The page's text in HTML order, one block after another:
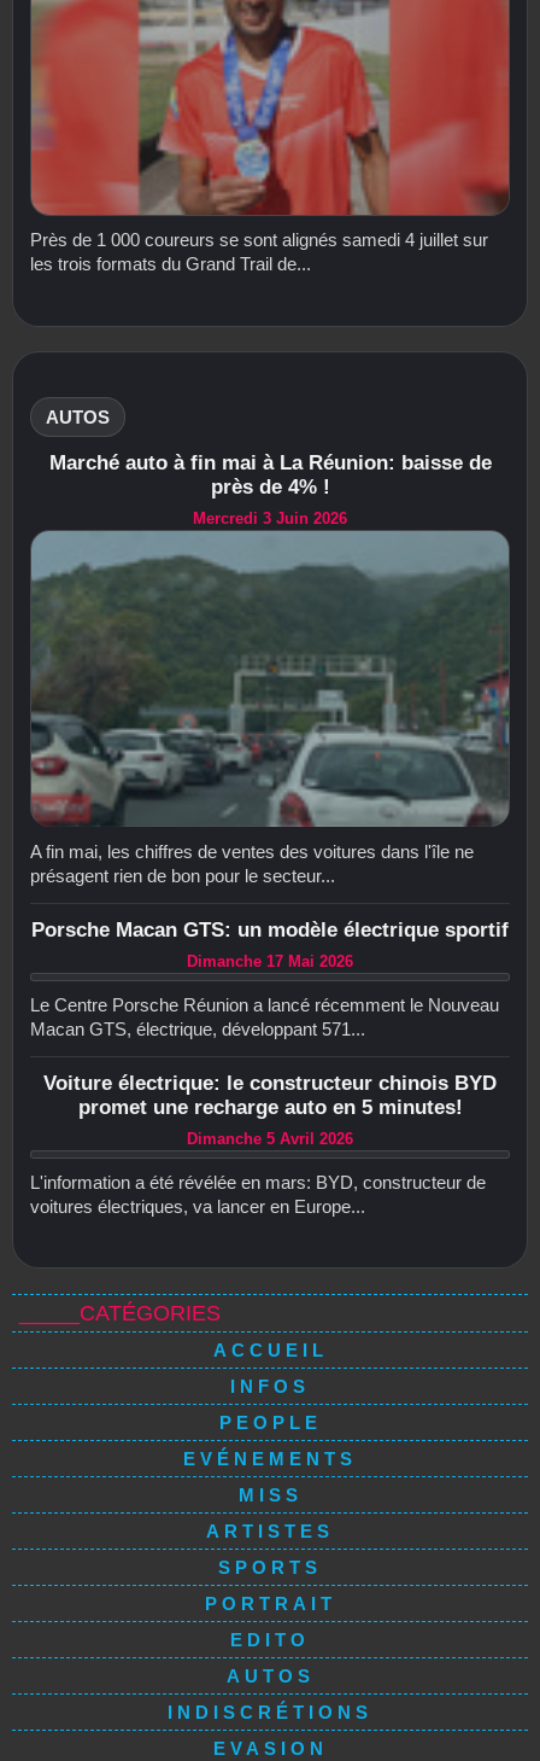
Près de 1 000 coureurs se sont alignés samedi 4 juillet sur
les trois formats du Grand Trail de...
AUTOS
Marché auto à fin mai à La Réunion: baisse de
près de 4% !
Mercredi 3 Juin 2026
A fin mai, les chiffres de ventes des voitures dans l'île ne
présagent rien de bon pour le secteur...
Porsche Macan GTS: un modèle électrique sportif
Dimanche 17 Mai 2026
Le Centre Porsche Réunion a lancé récemment le Nouveau
Macan GTS, électrique, développant 571...
Voiture électrique: le constructeur chinois BYD
promet une recharge auto en 5 minutes!
Dimanche 5 Avril 2026
L'information a été révélée en mars: BYD, constructeur de
voitures électriques, va lancer en Europe...
_____CATÉGORIES
ACCUEIL
INFOS
PEOPLE
EVÉNEMENTS
MISS
ARTISTES
SPORTS
PORTRAIT
EDITO
AUTOS
INDISCRÉTIONS
EVASION